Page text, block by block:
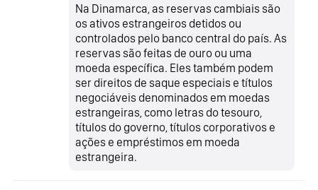
Na Dinamarca, as reservas cambiais são
os ativos estrangeiros detidos ou
controlados pelo banco central do país. As
reservas são feitas de ouro ou uma
moeda específica. Eles também podem
ser direitos de saque especiais e títulos
negociáveis denominados em moedas
estrangeiras, como letras do tesouro,
títulos do governo, títulos corporativos e
ações e empréstimos em moeda
estrangeira.